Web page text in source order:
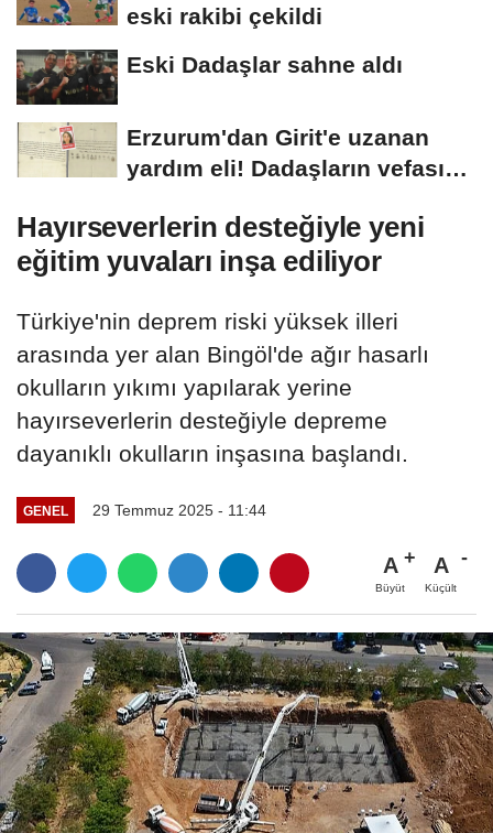
eski rakibi çekildi
Eski Dadaşlar sahne aldı
Erzurum'dan Girit'e uzanan
yardım eli! Dadaşların vefası
Hayırseverlerin desteğiyle yeni
eğitim yuvaları inşa ediliyor
Türkiye'nin deprem riski yüksek illeri
arasında yer alan Bingöl'de ağır hasarlı
okulların yıkımı yapılarak yerine
hayırseverlerin desteğiyle depreme
dayanıklı okulların inşasına başlandı.
GENEL 29 Temmuz 2025 - 11:44
A
Büyüt
A
Küçült